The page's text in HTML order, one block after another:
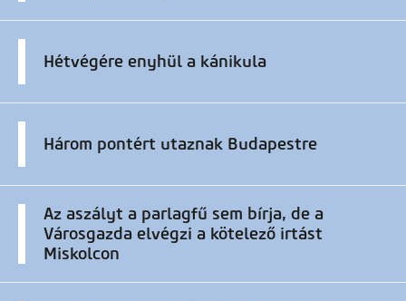
Hétvégére enyhül a kánikula
Három pontért utaznak Budapestre
Az aszályt a parlagfű sem bírja, de a
Városgazda elvégzi a kötelező irtást
Miskolcon